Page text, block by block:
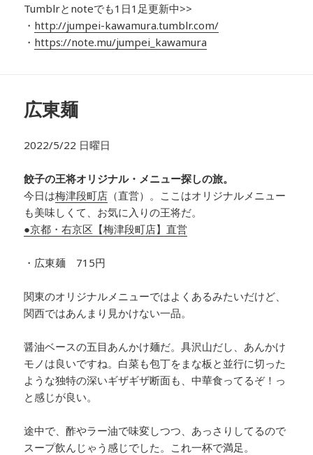
Tumblrとnoteでも1日1足更新中>>
・ http://jumpei-kawamura.tumblr.com/
・ https://note.mu/jumpei_kawamura
広東麺
2022/5/22 日曜日
餃子の王将オリジナル・メニュー探しの旅。
今日は梅津段町店 （直営）。ここはオリジナルメニュー
も美味しくて、お気に入りの王将だ。
●京都・右京区【梅津段町店】直営
・広東麺 715円
関東のオリジナルメニューではよくあるみたいだけど、
関西ではあんまり見かけない一品。
醤油ベースの五目あんかけ麺だ。具沢山だし、あんかけ
モノは良いですね。白菜も包丁をまな板と並行に切った
ような独特の深いギザギザ断面も、中華食ってるぞ！っ
と感じが良い。
途中で、酢やラー油で味変しつつ、あっさりしてるので
スープ飲んじゃう感じでした。これ一杯で満足。